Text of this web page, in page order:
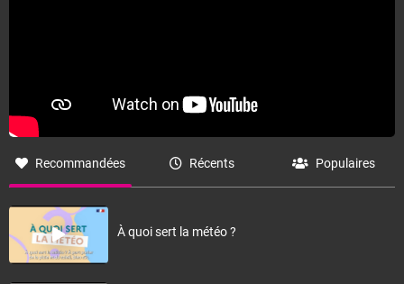
Recommandées Récents Populaires
À quoi sert la météo ?